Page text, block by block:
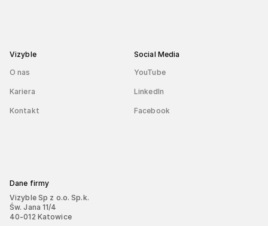
Vizyble
O nas
Kariera
Kontakt
Social Media
YouTube
LinkedIn
Facebook
Dane firmy
Vizyble Sp z o.o. Sp.k.
Św. Jana 11/4
40-012 Katowice